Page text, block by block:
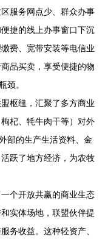
区服务网点少、群众办事
捷的线上办事窗口下沉
费、宽带安装等电信业
品买卖，享受便捷的物
颈。
盟枢纽，汇聚了多方商业
杞、牦牛肉干等）对外
部的生产生活资料、金
跃了地方经济，为农牧
一个开放共赢的商业生态
实体场地，联盟伙伴提
务收益。这种轻资产、